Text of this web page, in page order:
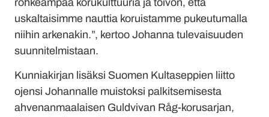
rohkeampaa korukulttuuria ja toivon, että
uskaltaisimme nauttia koruistamme pukeutumalla
niihin arkenakin.”, kertoo Johanna tulevaisuuden
suunnitelmistaan.
Kunniakirjan lisäksi Suomen Kultaseppien liitto
ojensi Johannalle muistoksi palkitsemisesta
ahvenanmaalaisen Guldvivan Råg-korusarjan,